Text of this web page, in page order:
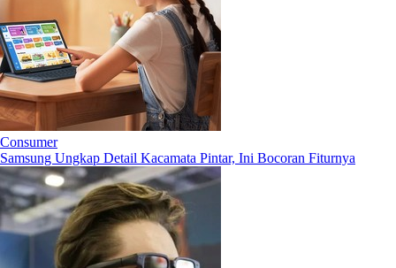
Consumer
Samsung Ungkap Detail Kacamata Pintar, Ini Bocoran Fiturnya